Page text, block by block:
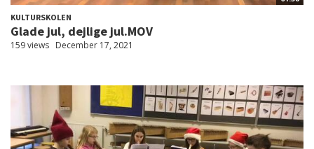
KULTURSKOLEN
Glade jul, dejlige jul.MOV
159 views December 17, 2021